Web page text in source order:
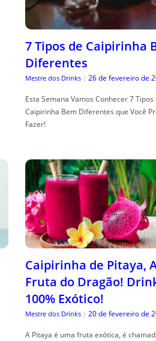
7 Tipos de Caipirinha
Diferentes
Mestre dos Drinks | 26 de fevereiro de
Esta Semana Vamos Conhecer 7 Tipos
Caipirinha Bem Diferentes que Você
Fazer!
Caipirinha de Pitaya,
Fruta do Dragão!
100% Exótico!
Mestre dos Drinks | 20 de fevereiro de
A Pitaya é uma fruta exótica, é